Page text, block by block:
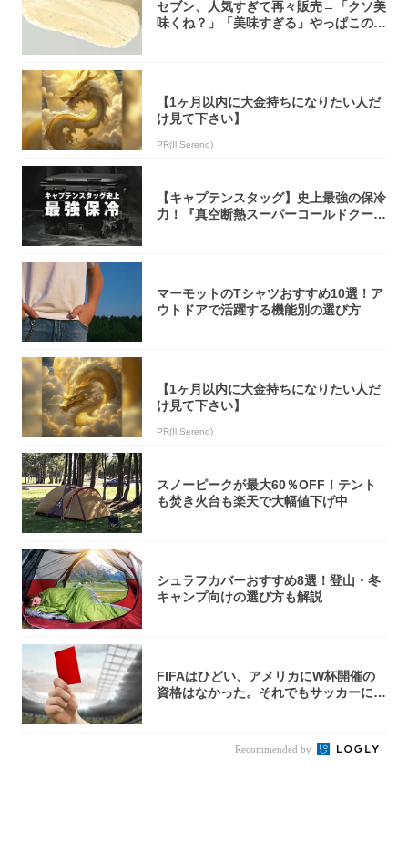
セブン、人気すぎて再々販売→「クソ美
味くね？」「美味すぎる」やっぱこのク
【1ヶ月以内に大金持ちになりたい人だ
け見て下さい】
PR(Il Sereno)
【キャプテンスタッグ】史上最強の保冷
力！『真空断熱スーパーコールドクーラ
マーモットのTシャツおすすめ10選！ア
ウトドアで活躍する機能別の選び方
【1ヶ月以内に大金持ちになりたい人だ
け見て下さい】
PR(Il Sereno)
スノーピークが最大60％OFF！テント
も焚き火台も楽天で大幅値下げ中
シュラフカバーおすすめ8選！登山・冬
キャンプ向けの選び方も解説
FIFAはひどい、アメリカにW杯開催の
資格はなかった。それでもサッカーには
Recommended by